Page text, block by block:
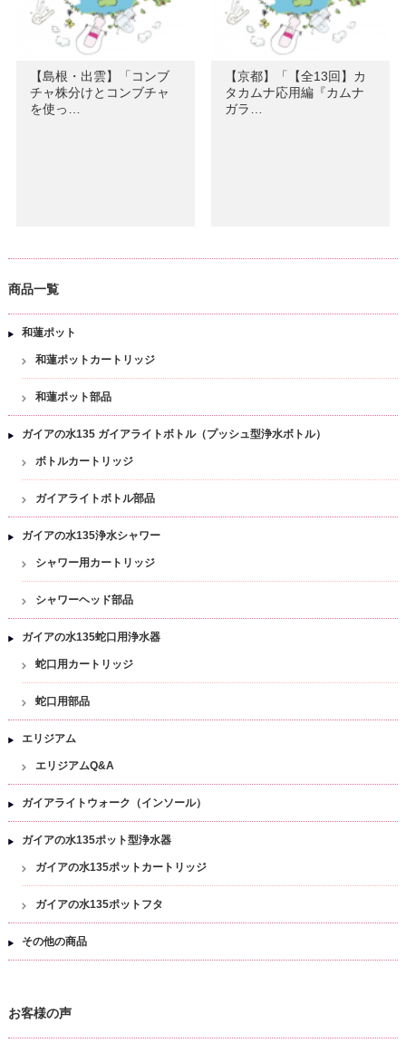
【島根・出雲】「コンブ
チャ株分けとコンブチャ
を使っ…
【京都】「【全13回】カ
タカムナ応用編『カムナ
ガラ…
商品一覧
和蓮ポット
和蓮ポットカートリッジ
和蓮ポット部品
ガイアの水135 ガイアライトボトル（プッシュ型浄水ボトル）
ボトルカートリッジ
ガイアライトボトル部品
ガイアの水135浄水シャワー
シャワー用カートリッジ
シャワーヘッド部品
ガイアの水135蛇口用浄水器
蛇口用カートリッジ
蛇口用部品
エリジアム
エリジアムQ&A
ガイアライトウォーク（インソール）
ガイアの水135ポット型浄水器
ガイアの水135ポットカートリッジ
ガイアの水135ポットフタ
その他の商品
お客様の声